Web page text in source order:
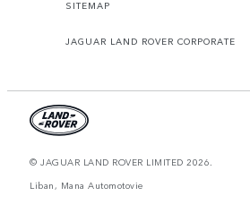
SITEMAP
JAGUAR LAND ROVER CORPORATE
© JAGUAR LAND ROVER LIMITED 2026.
Liban, Mana Automotovie